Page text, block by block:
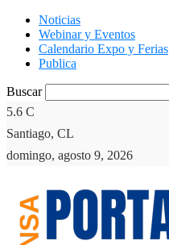
Noticias
Webinar y Eventos
Calendario Expo y Ferias
Publica
Buscar
5.6 C
Santiago, CL
domingo, agosto 9, 2026